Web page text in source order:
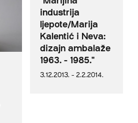
industrija
ljepote/Marija
Kalentić i Neva:
dizajn ambalaže
1963. - 1985."
3.12.2013. - 2.2.2014.